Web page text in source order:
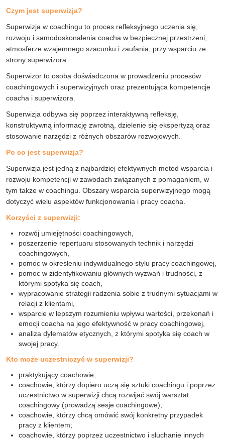
Czym jest superwizja?
Superwizja w coachingu to proces refleksyjnego uczenia się,
rozwoju i samodoskonalenia coacha w bezpiecznej przestrzeni,
atmosferze wzajemnego szacunku i zaufania, przy wsparciu ze
strony superwizora.
Superwizor to osoba doświadczona w prowadzeniu procesów
coachingowych i superwizyjnych oraz prezentująca kompetencje
coacha i superwizora.
Superwizja odbywa się poprzez interaktywną refleksję,
konstruktywną informację zwrotną, dzielenie się ekspertyzą oraz
stosowanie narzędzi z różnych obszarów rozwojowych.
Po co jest superwizja?
Superwizja jest jedną z najbardziej efektywnych metod wsparcia i
rozwoju kompetencji w zawodach związanych z pomaganiem, w
tym także w coachingu. Obszary wsparcia superwizyjnego mogą
dotyczyć wielu aspektów funkcjonowania i pracy coacha.
Korzyści z superwizji:
rozwój umiejętności coachingowych,
poszerzenie repertuaru stosowanych technik i narzędzi
coachingowych,
pomoc w określeniu indywidualnego stylu pracy coachingowej,
pomoc w zidentyfikowaniu głównych wyzwań i trudności, z
którymi spotyka się coach,
wypracowanie strategii radzenia sobie z trudnymi sytuacjami w
relacji z klientami,
wsparcie w lepszym rozumieniu wpływu wartości, przekonań i
emocji coacha na jego efektywność w pracy coachingowej,
analiza dylematów etycznych, z którymi spotyka się coach w
swojej pracy.
Kto może uczestniczyć w superwizji?
praktykujący coachowie;
coachowie, którzy dopiero uczą się sztuki coachingu i poprzez
uczestnictwo w superwizji chcą rozwijać swój warsztat
coachingowy (prowadzą sesje coachingowe);
coachowie, którzy chcą omówić swój konkretny przypadek
pracy z klientem;
coachowie, którzy poprzez uczestnictwo i słuchanie innych